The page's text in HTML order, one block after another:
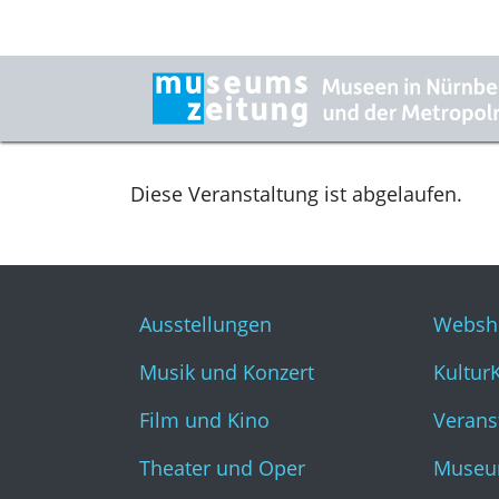
Diese Veranstaltung ist abgelaufen.
Ausstellungen
Musik und Konzert
Film und Kino
Theater und Oper